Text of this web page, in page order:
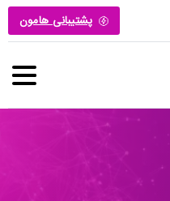
پشتیبانی هامون